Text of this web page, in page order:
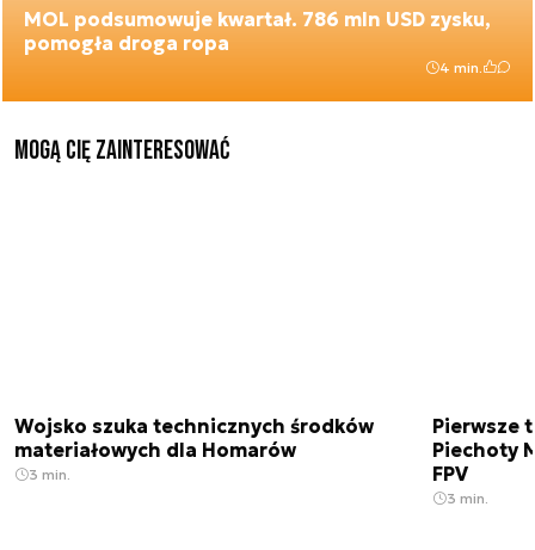
MOL podsumowuje kwartał. 786 mln USD zysku,
pomogła droga ropa
4 min.
Mogą Cię zainteresować
Wojsko szuka technicznych środków
materiałowych dla Homarów
3 min.
Pierwsze
Piechoty
FPV
3 min.